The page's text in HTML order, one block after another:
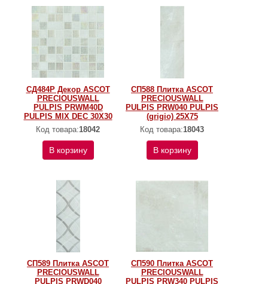
СД484Р Декор ASCOT
PRECIOUSWALL
PULPIS PRWM40D
PULPIS MIX DEC 30Х30
Код товара:18042
В корзину
СП588 Плитка ASCOT
PRECIOUSWALL
PULPIS PRW040 PULPIS
(grigio) 25X75
Код товара:18043
В корзину
СП589 Плитка ASCOT
PRECIOUSWALL
PULPIS PRWD040
СП590 Плитка ASCOT
PRECIOUSWALL
PULPIS PRW340 PULPIS